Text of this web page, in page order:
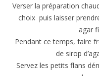
Verser la préparation
choix puis laisser
agar
Pendant ce temps, faire
de sirop
Servez les petits flans